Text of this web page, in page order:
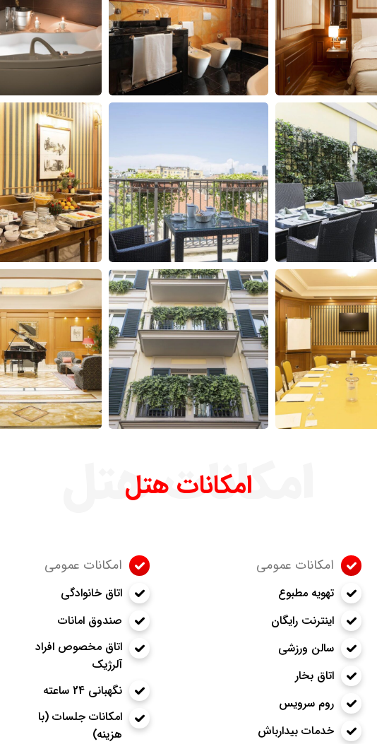
امکانات هتل
امکانات هتل
امکانات عمومی
تهویه مطبوع
اینترنت رایگان
سالن ورزشی
اتاق بخار
روم سرویس
خدمات بیدارباش
امکانات عمومی
اتاق خانوادگی
صندوق امانات
اتاق مخصوص افراد
آلرژیک
نگهبانی 24 ساعته
امکانات جلسات (با
هزینه)